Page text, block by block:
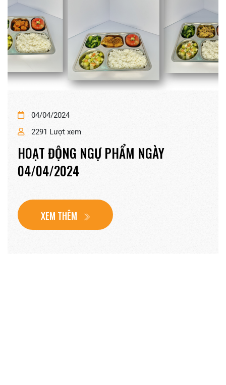
28/12/2023
2548 Lượt xem
BẾP NGỰ PHẨM - ĐIỀU KIỆN VỀ CƠ SỞ
VẬT CHẤT
chọn kĩ càng, sử dụng những thương hiệu chất lượng,
chính hãng với năng suất cao, khả năng vận hành ổn